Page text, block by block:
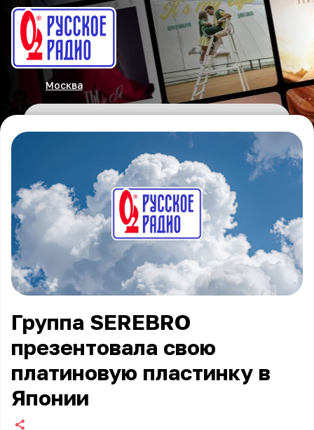
Москва
Группа SEREBRO
презентовала свою
платиновую пластинку в
Японии